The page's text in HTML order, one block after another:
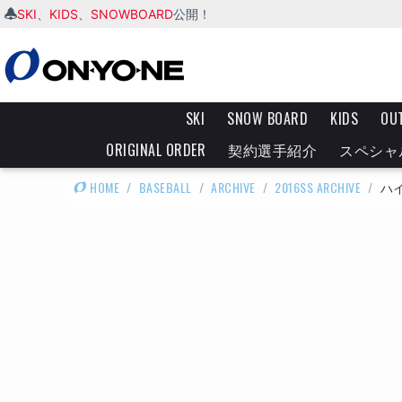
SKI KIDS SNOWBOARD公開！
SKI SNOW BOARD KIDS
ORIGINAL ORDER
契約選手紹介 スペシ
HOME / BASEBALL / ARCHIVE / 2016SS ARCHIVE / ハ